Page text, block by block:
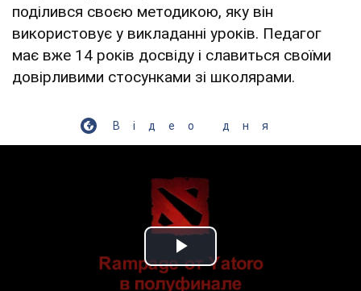
поділився своєю методикою, яку він
використовує у викладанні уроків. Педагог
має вже 14 років досвіду і славиться своїми
довірливими стосунками зі школярами.
Відео дня
Play Video